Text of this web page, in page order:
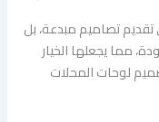
تصاميم مبدعة، بل
مما يجعلها الخيار
لوحات المحلات